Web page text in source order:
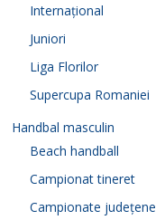
Internațional
Juniori
Liga Florilor
Supercupa Romaniei
Handbal masculin
Beach handball
Campionat tineret
Campionate județene